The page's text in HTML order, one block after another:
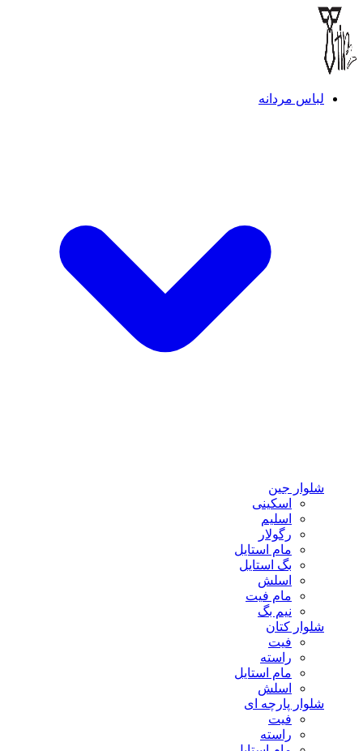
لباس مردانه
شلوار جین
اسکینی
اسلیم
رگولار
مام استایل
بگ استایل
اسلش
مام فیت
نیم بگ
شلوار کتان
فیت
راسته
مام استایل
اسلش
شلوار پارچه ای
فیت
راسته